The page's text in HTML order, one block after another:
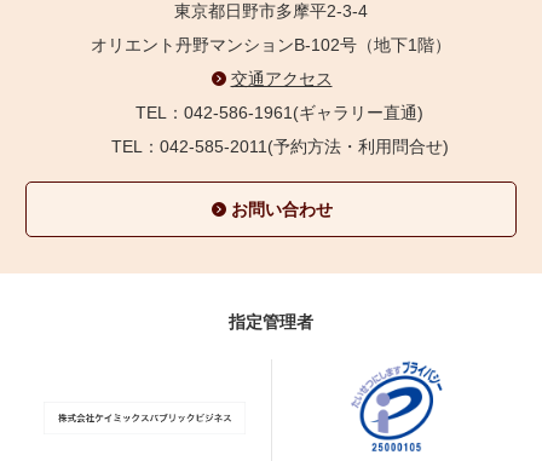
東京都日野市多摩平2-3-4
オリエント丹野マンションB-102号（地下1階）
交通アクセス
TEL：042-586-1961(ギャラリー直通)
TEL：042-585-2011(予約方法・利用問合せ)
お問い合わせ
指定管理者